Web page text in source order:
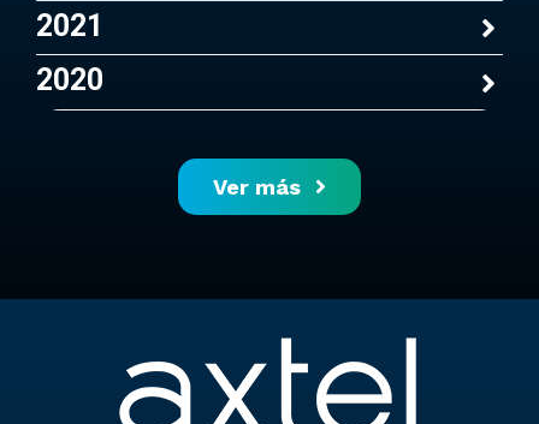
2021
2020
Ver más